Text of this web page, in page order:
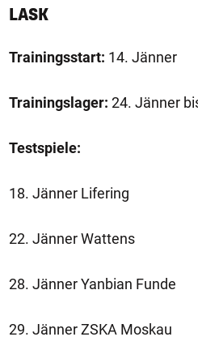
LASK
Trainingsstart: 14. Jänner
Trainingslager: 24. Jänner
Testspiele:
18. Jänner Lifering
22. Jänner Wattens
28. Jänner Yanbian Funde
29. Jänner ZSKA Moskau